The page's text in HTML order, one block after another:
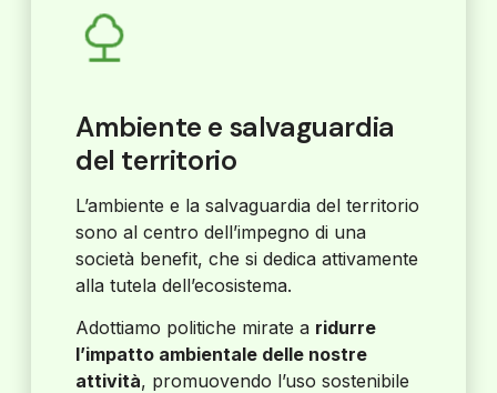
Ambiente e salvaguardia
del territorio
L’ambiente e la salvaguardia del territorio
sono al centro dell’impegno di una
società benefit, che si dedica attivamente
alla tutela dell’ecosistema.
Adottiamo politiche mirate a ridurre
l’impatto ambientale delle nostre
attività, promuovendo l’uso sostenibile